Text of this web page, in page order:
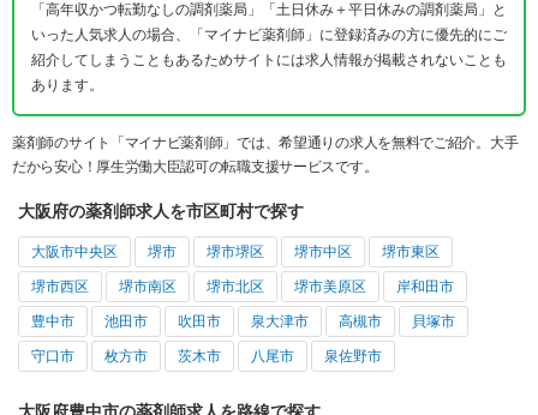
「高年収かつ転勤なしの調剤薬局」「土日休み＋平日休みの調剤薬局」と
いった人気求人の場合、「マイナビ薬剤師」に登録済みの方に優先的にご
紹介してしまうこともあるためサイトには求人情報が掲載されないことも
あります。
薬剤師のサイト「マイナビ薬剤師」では、希望通りの求人を無料でご紹介。大手
だから安心！厚生労働大臣認可の転職支援サービスです。
大阪府の薬剤師求人を市区町村で探す
大阪市中央区 堺市 堺市堺区 堺市中区 堺市東区
堺市西区 堺市南区 堺市北区 堺市美原区 岸和田市
豊中市 池田市 吹田市 泉大津市 高槻市 貝塚市
守口市 枚方市 茨木市 八尾市 泉佐野市